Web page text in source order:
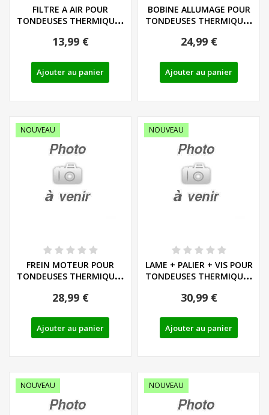
FILTRE A AIR POUR
TONDEUSES THERMIQUES
13,99 €
Ajouter au panier
BOBINE ALLUMAGE POUR
TONDEUSES THERMIQUES
24,99 €
Ajouter au panier
NOUVEAU
FREIN MOTEUR POUR
TONDEUSES THERMIQUES
28,99 €
Ajouter au panier
NOUVEAU
LAME + PALIER + VIS POUR
TONDEUSES THERMIQUES
30,99 €
Ajouter au panier
NOUVEAU NOUVEAU